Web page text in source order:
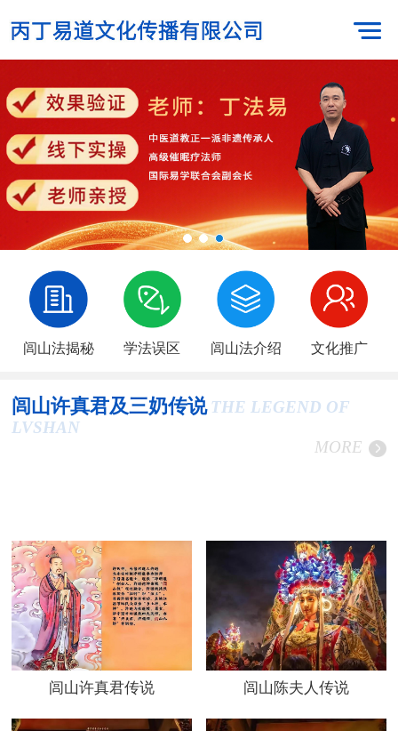
闾山法揭秘 学法误区 闾山法介绍 文化推广
闾山许真君及三奶传说 THE LEGEND OF
LVSHAN
MORE
闾山许真君传说 闾山陈夫人传说